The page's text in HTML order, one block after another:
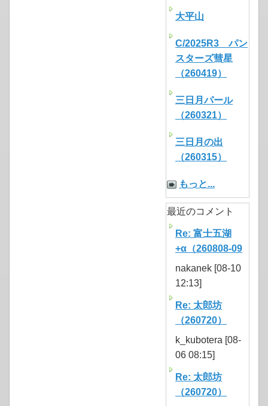
大平山
C/2025R3 パン
スターズ彗星
（260419）
三日月パール
（260321）
三日月の出
（260315）
もっと...
最近のコメント
Re: 富士五湖
+α（260808-09
nakanek [08-10
12:13]
Re: 太郎坊
（260720）
k_kubotera [08-
06 08:15]
Re: 太郎坊
（260720）